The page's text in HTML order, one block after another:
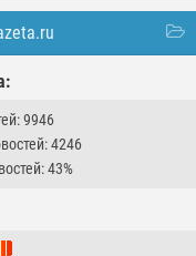
9946
4246
43%